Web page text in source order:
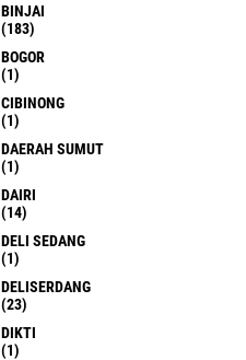
BINJAI
(183)
BOGOR
(1)
CIBINONG
(1)
DAERAH SUMUT
(1)
DAIRI
(14)
DELI SEDANG
(1)
DELISERDANG
(23)
DIKTI
(1)